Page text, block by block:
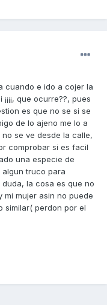
cuando e ido a cojer la
que ocurre??, pues
es que no se si se
de lo ajeno me lo a
se ve desde la calle,
comprobar si es facil
una especie de
truco para
la cosa es que no
mujer asin no puede
similar( perdon por el